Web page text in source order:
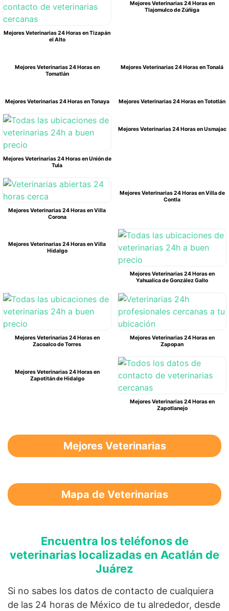
Mejores Veterinarias 24 Horas en Tizapán
el Alto
Mejores Veterinarias 24 Horas en
Tlajomulco de Zúñiga
Mejores Veterinarias 24 Horas en
Tomatlán
Mejores Veterinarias 24 Horas en Tonalá
Mejores Veterinarias 24 Horas en Tonaya Mejores Veterinarias 24 Horas en Tototlán
Mejores Veterinarias 24 Horas en Unión de
Tula
Mejores Veterinarias 24 Horas en Usmajac
Mejores Veterinarias 24 Horas en Villa
Corona
Mejores Veterinarias 24 Horas en Villa de
Contla
Mejores Veterinarias 24 Horas en Villa
Hidalgo
Mejores Veterinarias 24 Horas en
Yahualica de González Gallo
Mejores Veterinarias 24 Horas en
Zacoalco de Torres
Mejores Veterinarias 24 Horas en
Zapopan
Mejores Veterinarias 24 Horas en
Zapotitán de Hidalgo
Mejores Veterinarias 24 Horas en
Zapotlanejo
Mejores Veterinarias
Mapa de Veterinarias
Encuentra los teléfonos de
veterinarias localizadas en Acatlán de
Juárez
Si no sabes los datos de contacto de cualquiera
de las 24 horas de México de tu alrededor, desde